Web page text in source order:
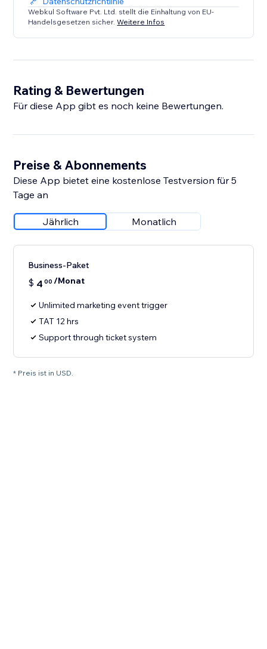
Webkul Software Pvt. Ltd. stellt die Einhaltung von EU-
Handelsgesetzen sicher.Weitere Infos
Rating & Bewertungen
Für diese App gibt es noch keine Bewertungen.
Preise & Abonnements
Diese App bietet eine kostenlose Testversion für 5
Tage an
Jährlich Monatlich
Business-Paket
$ 4 00 /Monat
Unlimited marketing event trigger
TAT 12 hrs
Support through ticket system
* Preis ist in USD.